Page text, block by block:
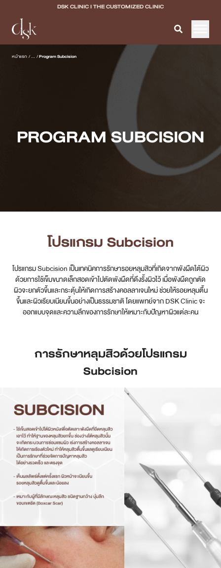
DSK CLINIC I THE CUSTOMIZED CLINIC
หน้าแรก
Program Filler & Lifting
เคสรีวิว
Case Review
วีดีโอรีวิว
บทความ
สาขา Stadium One
สาขา Asoke
สาขา MRT สุทธิสาร
สาขา เซ็นทรัลปิ่นเกล้า
สาขา บางนา
สาขา CDC
สาขา นครปฐม
หน้าแรก /... /Program Subcision
PROGRAM SUBCISION
โปรแกรม Subcision
โปรแกรม Subcision เป็นเทคนิคการรักษารอยหลุมสิวที่เกิดจากพังผืดใต้ผิว
ด้วยการใช้เข็มขนาดเล็กสอดเข้าไปตัดพังผืดที่ดึงรั้งผิวไว้ เมื่อพังผืดถูกตัด
ผิวจะยกตัวขึ้นและกระตุ้นให้เกิดการสร้างคอลลาเจนใหม่ ช่วยให้รอยหลุมตื้น
ขึ้นและผิวเรียบเนียนขึ้นอย่างเป็นธรรมชาติ โดยแพทย์จาก DSK Clinic จะ
ออกแบบจุดและความลึกของการรักษาให้เหมาะกับปัญหาผิวแต่ละคน
การรักษาหลุมสิวด้วยโปรแกรม
Subcision